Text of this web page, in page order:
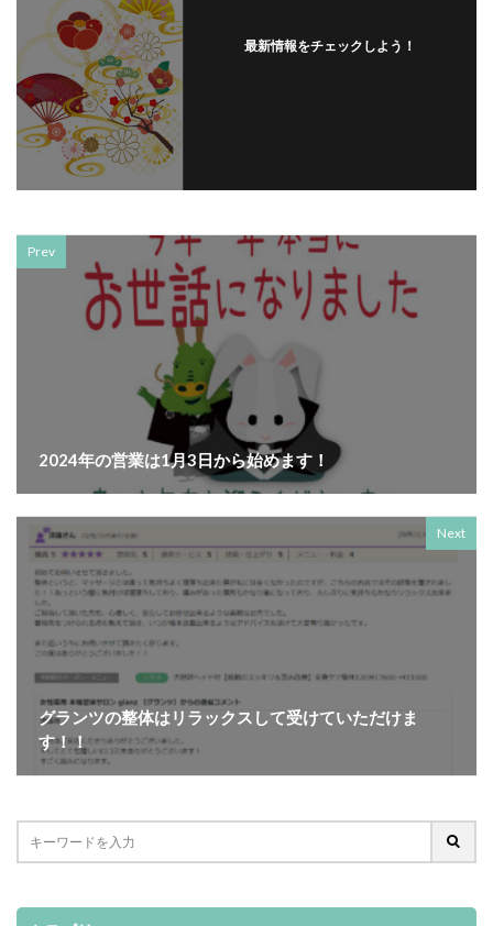
最新情報をチェックしよう！
Prev
2024年の営業は1月3日から始めます！
Next
グランツの整体はリラックスして受けていただけま
す！！